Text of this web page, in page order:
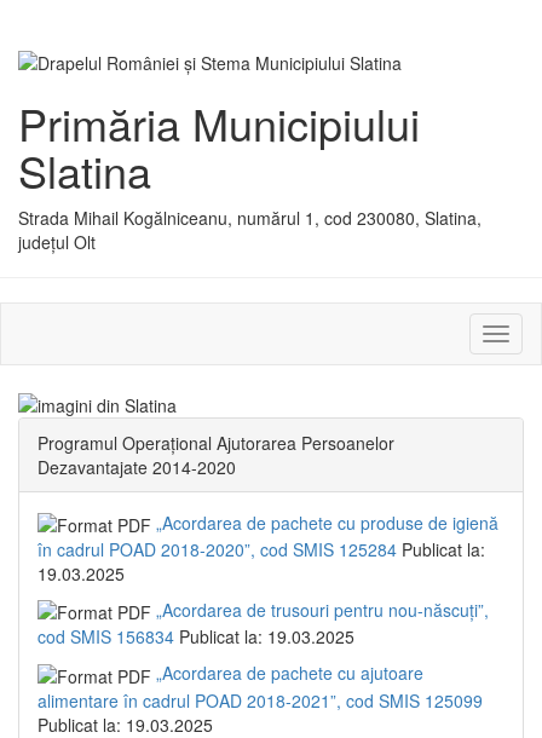
Primăria Municipiului
Slatina
Strada Mihail Kogălniceanu, numărul 1, cod 230080, Slatina,
județul Olt
sau
Programul Operațional Ajutorarea Persoanelor
Dezavantajate 2014-2020
„Acordarea de pachete cu produse de igienă
în cadrul POAD 2018-2020”, cod SMIS 125284 Publicat la:
19.03.2025
„Acordarea de trusouri pentru nou-născuți”,
cod SMIS 156834 Publicat la: 19.03.2025
„Acordarea de pachete cu ajutoare
alimentare în cadrul POAD 2018-2021”, cod SMIS 125099
Publicat la: 19.03.2025